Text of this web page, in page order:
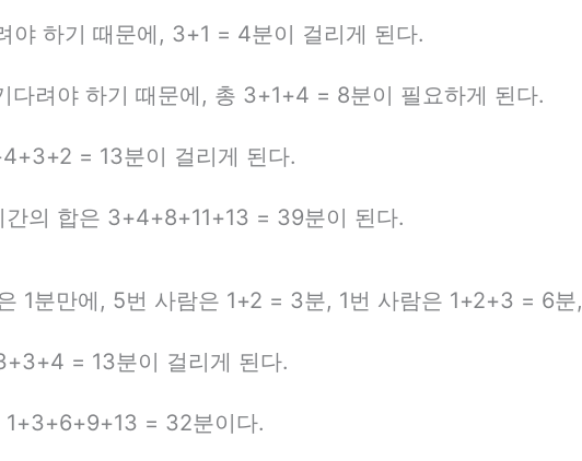
야 하기 때문에, 3+1 = 4분이 걸리게 된다.
려야 하기 때문에, 총 3+1+4 = 8분이 필요하게 된다.
= 13분이 걸리게 된다.
의 합은 3+4+8+11+13 = 39분이 된다.
1분만에, 5번 사람은 1+2 = 3분, 1번 사람은 1+2+3 = 6분,
= 13분이 걸리게 된다.
1+3+6+9+13 = 32분이다.